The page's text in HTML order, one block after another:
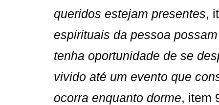
queridos estejam presentes,
espirituais da pessoa
tenha oportunidade de se
vivido até um evento que
ocorra enquanto dorme, item